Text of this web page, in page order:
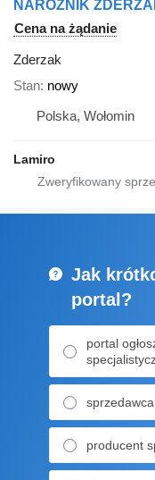
Cena na żądanie
Zderzak
Stan nowy
Polska, Wołomin
Lamiro
Jak
portal?
portal
producent